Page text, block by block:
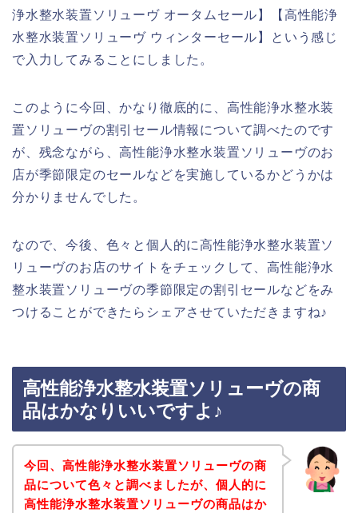
浄水整水装置ソリューヴ オータムセール】【高性能浄
水整水装置ソリューヴ ウィンターセール】という感じ
で入力してみることにしました。
このように今回、かなり徹底的に、高性能浄水整水装
置ソリューヴの割引セール情報について調べたのです
が、残念ながら、高性能浄水整水装置ソリューヴのお
店が季節限定のセールなどを実施しているかどうかは
分かりませんでした。
なので、今後、色々と個人的に高性能浄水整水装置ソ
リューヴのお店のサイトをチェックして、高性能浄水
整水装置ソリューヴの季節限定の割引セールなどをみ
つけることができたらシェアさせていただきますね♪
高性能浄水整水装置ソリューヴの商
品はかなりいいですよ♪
今回、高性能浄水整水装置ソリューヴの商
品について色々と調べましたが、個人的に
高性能浄水整水装置ソリューヴの商品はか